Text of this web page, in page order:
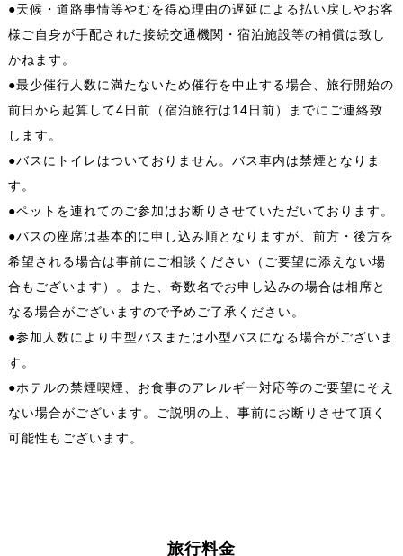
●天候・道路事情等やむを得ぬ理由の遅延による払い戻しやお客
様ご自身が手配された接続交通機関・宿泊施設等の補償は致し
かねます。
●最少催行人数に満たないため催行を中止する場合、旅行開始の
前日から起算して4日前（宿泊旅行は14日前）までにご連絡致
します。
●バスにトイレはついておりません。バス車内は禁煙となりま
す。
●ペットを連れてのご参加はお断りさせていただいております。
●バスの座席は基本的に申し込み順となりますが、前方・後方を
希望される場合は事前にご相談ください（ご要望に添えない場
合もございます）。また、奇数名でお申し込みの場合は相席と
なる場合がございますので予めご了承ください。
●参加人数により中型バスまたは小型バスになる場合がございま
す。
●ホテルの禁煙喫煙、お食事のアレルギー対応等のご要望にそえ
ない場合がございます。ご説明の上、事前にお断りさせて頂く
可能性もございます。
旅行料金